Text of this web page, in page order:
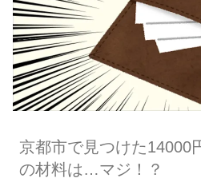
京都市で見つけた14000
の材料は…マジ！？